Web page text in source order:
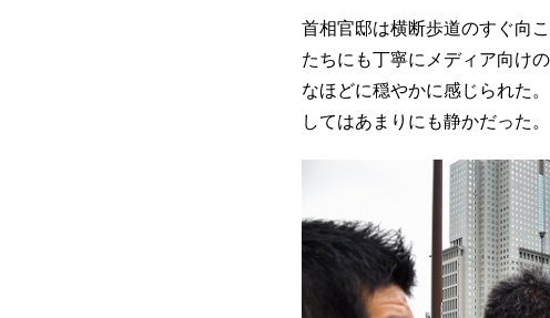
首相官邸は横断歩道のすぐ向
たちにも丁寧にメディア向け
なほどに穏やかに感じられた
してはあまりにも静かだった。